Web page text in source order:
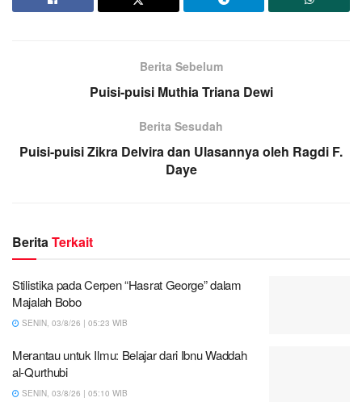
Berita Sebelum
Puisi-puisi Muthia Triana Dewi
Berita Sesudah
Puisi-puisi Zikra Delvira dan Ulasannya oleh Ragdi F.
Daye
BeritaTerkait
Stilistika pada Cerpen “Hasrat George” dalam
Majalah Bobo
SENIN, 03/8/26 | 05:23 WIB
Merantau untuk Ilmu: Belajar dari Ibnu Waddah
al-Qurthubi
SENIN, 03/8/26 | 05:10 WIB